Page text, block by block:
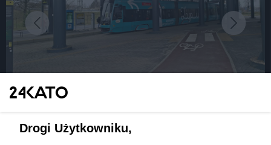
Katowice. Wszyscy potencjalni wykonawcy chcą
Drogi Użytkowniku,